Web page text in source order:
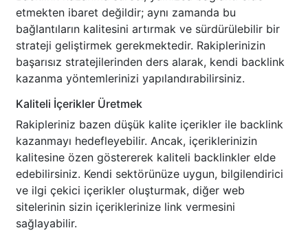
etmekten ibaret değildir; aynı zamanda bu
bağlantıların kalitesini artırmak ve sürdürülebilir bir
strateji geliştirmek gerekmektedir. Rakiplerinizin
başarısız stratejilerinden ders alarak, kendi backlink
kazanma yöntemlerinizi yapılandırabilirsiniz.
Kaliteli İçerikler Üretmek
Rakipleriniz bazen düşük kalite içerikler ile backlink
kazanmayı hedefleyebilir. Ancak, içeriklerinizin
kalitesine özen göstererek kaliteli backlinkler elde
edebilirsiniz. Kendi sektörünüze uygun, bilgilendirici
ve ilgi çekici içerikler oluşturmak, diğer web
sitelerinin sizin içeriklerinize link vermesini
sağlayabilir.